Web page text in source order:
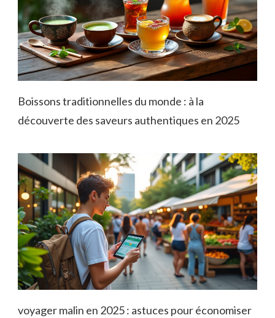
Boissons traditionnelles du monde : à la
découverte des saveurs authentiques en 2025
voyager malin en 2025 : astuces pour économiser